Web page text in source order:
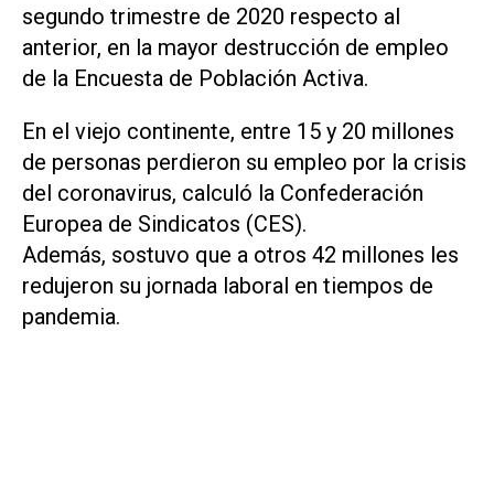
segundo trimestre de 2020 respecto al
anterior, en la mayor destrucción de empleo
de la Encuesta de Población Activa.
En el viejo continente, entre 15 y 20 millones
de personas perdieron su empleo por la crisis
del coronavirus, calculó la Confederación
Europea de Sindicatos (CES).
Además, sostuvo que a otros 42 millones les
redujeron su jornada laboral en tiempos de
pandemia.